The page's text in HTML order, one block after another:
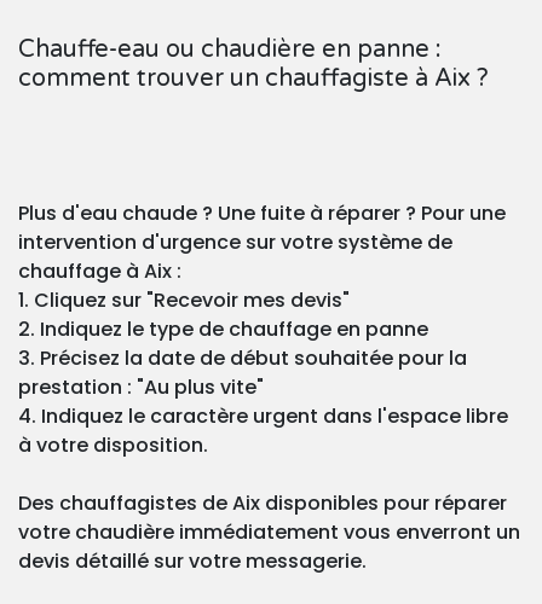
Chauffe-eau ou chaudière en panne :
comment trouver un chauffagiste à Aix ?
Plus d'eau chaude ? Une fuite à réparer ? Pour une
intervention d'urgence sur votre système de
chauffage à Aix :
1. Cliquez sur "Recevoir mes devis"
2. Indiquez le type de chauffage en panne
3. Précisez la date de début souhaitée pour la
prestation : "Au plus vite"
4. Indiquez le caractère urgent dans l'espace libre
à votre disposition.
Des chauffagistes de Aix disponibles pour réparer
votre chaudière immédiatement vous enverront un
devis détaillé sur votre messagerie.